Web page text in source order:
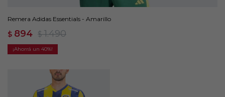
Remera Adidas Essentials - Amarillo
$ 894 $ 1.490
40